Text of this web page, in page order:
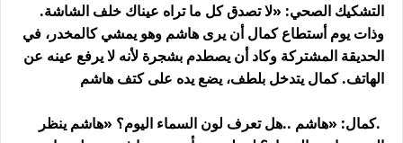
التشكيك الصحي: «لا تصدق كل ما تراه عيناك خلف الشاشة.
وذات يوم أستطاع كمال أن يرى هاشم وهو يمشي كالمخدر، في
الحديقة المشتركة وكاد أن يصطدم بشجرة لأنه لا يرفع عينه عن
الهاتف. كمال يتدخل بلطف، يضع يده على كتف هاشم
.كمال: «هاشم ..هل تعرف لون السماء اليوم؟ »هاشم ينظر